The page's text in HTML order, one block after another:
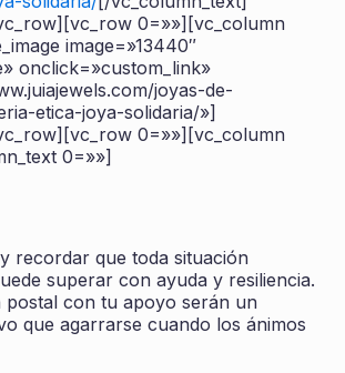
0=»»][vc_column
image=»13440″
onclick=»custom_link»
joyas-de-
etica-joya-solidaria/»]
0=»»][vc_column
0=»»]
recordar que toda situación
superar con ayuda y resiliencia.
postal con tu apoyo serán un
que agarrarse cuando los ánimos